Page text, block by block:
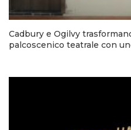
Cadbury e Ogilvy
palcoscenico teatrale con